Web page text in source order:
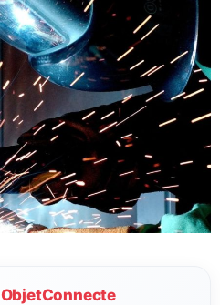
ObjetConnecte